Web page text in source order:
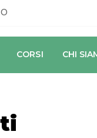
CORSI CHI